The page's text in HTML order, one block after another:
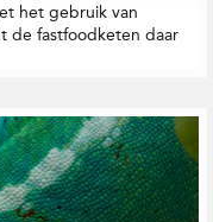
het gebruik van
de fastfoodketen daar